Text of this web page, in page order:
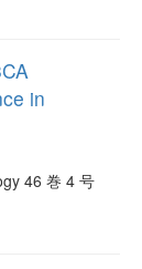
in
46 巻 4 号